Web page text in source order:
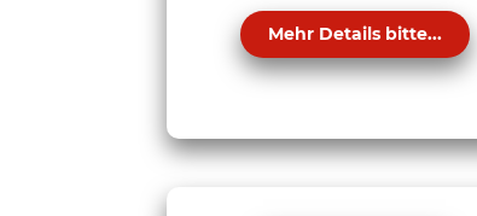
Mehr Details bitte...